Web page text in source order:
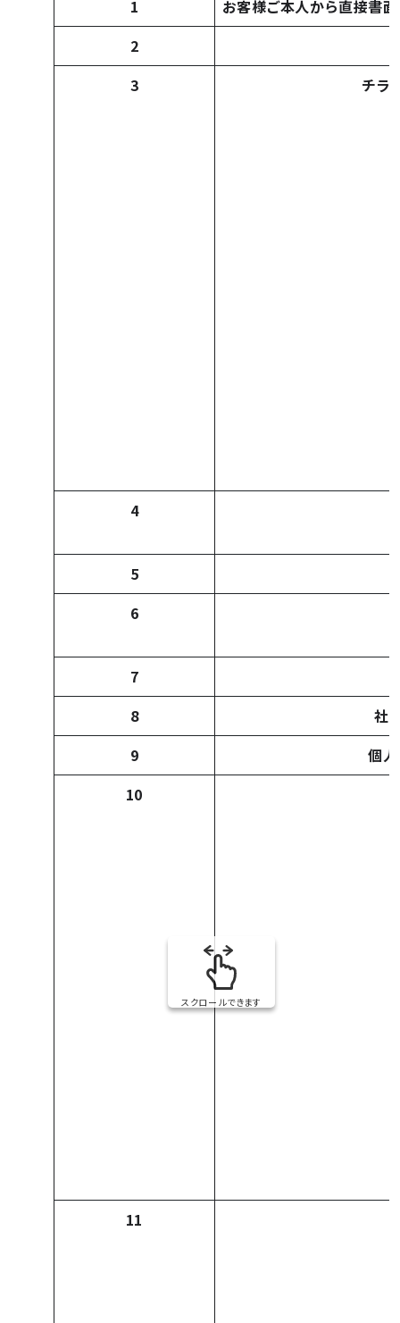
1
お客様ご本人から直接書
2
3
チラ
4
5
6
7
8
社
9
個
10
11
スクロールできます